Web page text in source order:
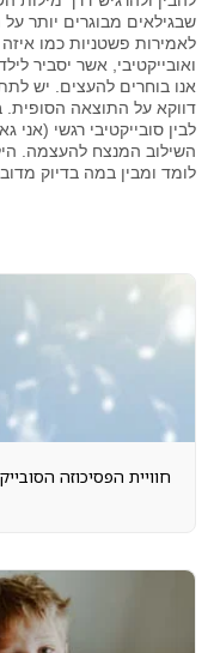
שבגילאים מבוגרים יותר
לאמירות פשטניות כמו איזה
ואובייקטיבי, אשר יסביר
אנו בוחרים להעצים. יש
דווקא על התוצאה הסופית.
לבין סובייקטיבי רגשי
השילוב המנצח להעצמה.
לומד ומבין במה בדיוק
חוויית הפסיכוזה